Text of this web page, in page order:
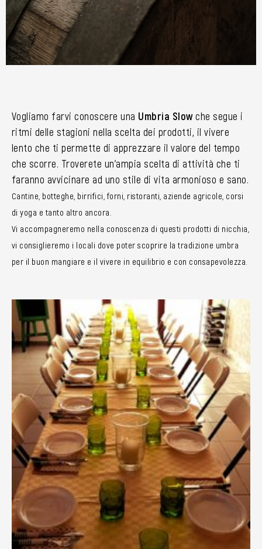
Vogliamo farvi conoscere una Umbria Slowche segue i
ritmi delle stagioni nella scelta dei prodotti, il vivere
lento che ti permette di apprezzare il valore del tempo
che scorre. Troverete un’ampia scelta di attività che ti
faranno avvicinare ad uno stile di vita armonioso e sano.
Cantine, botteghe, birrifici, forni, ristoranti, aziende agricole, corsi
di yoga e tanto altro ancora.
Vi accompagneremo nella conoscenza di questi prodotti di nicchia,
vi consiglieremo i locali dove poter scoprire la tradizione umbra
per il buon mangiare e il vivere in equilibrio e con consapevolezza.